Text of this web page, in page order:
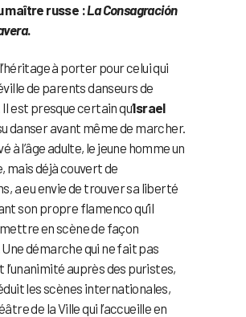
maître russe :La Consagración
.
à porter pour celui qui
de parents danseurs de
est presque certain qu’Israel
danser avant même de marcher.
à l’âge adulte, le jeune homme un
mais déjà couvert de
a eu envie de trouver sa liberté
son propre flamenco qu’il
en scène de façon
démarche qui ne fait pas
auprès des puristes,
les scènes internationales,
de la Ville qui l’accueille en